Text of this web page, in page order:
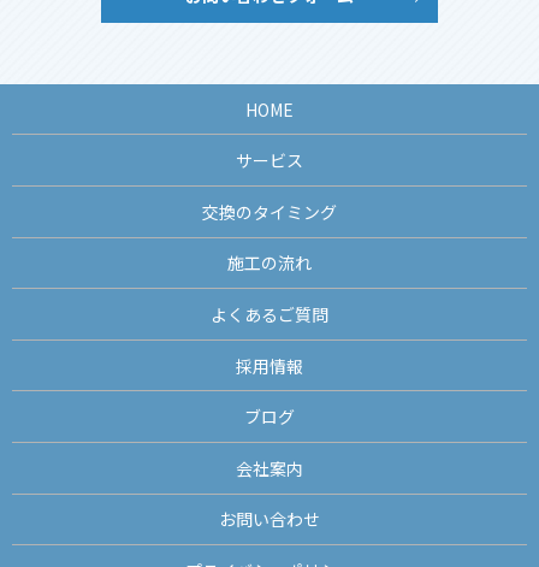
HOME
サービス
交換のタイミング
施工の流れ
よくあるご質問
採用情報
ブログ
会社案内
お問い合わせ